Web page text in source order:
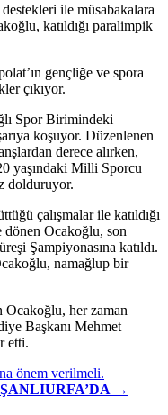
ile müsabakalara
katıldığı paralimpik
gençliğe ve spora
çıkıyor.
Spor Birimindeki
koşuyor. Düzenlenen
derece alırken,
yaşındaki Milli Sporcu
dolduruyor.
çalışmalar ile katıldığı
dönen Ocakoğlu, son
Şampiyonasına katıldı.
namağlup bir
Ocakoğlu, her zaman
Başkanı Mehmet
etti.
önem verilmeli.
→